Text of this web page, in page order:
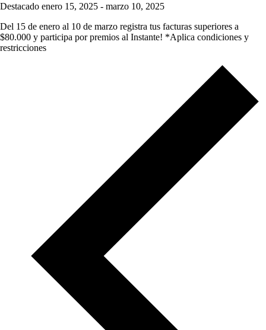
Destacado enero 15, 2025 - marzo 10, 2025
Del 15 de enero al 10 de marzo registra tus facturas superiores a
$80.000 y participa por premios al Instante! *Aplica condiciones y
restricciones